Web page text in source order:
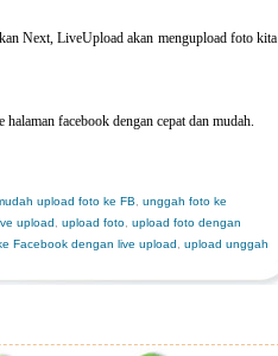
Next, LiveUpload akan mengupload foto kita
facebook dengan cepat dan mudah.
upload foto ke FB
unggah foto ke
upload upload foto upload foto dengan
Facebook dengan live upload
upload unggah